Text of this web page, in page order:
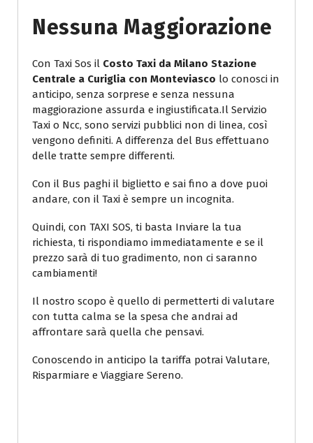
Nessuna Maggiorazione
Con Taxi Sos il Costo Taxi da Milano Stazione
Centrale a Curiglia con Monteviasco lo conosci in
anticipo, senza sorprese e senza nessuna
maggiorazione assurda e ingiustificata.Il Servizio
Taxi o Ncc, sono servizi pubblici non di linea, così
vengono definiti. A differenza del Bus effettuano
delle tratte sempre differenti.
Con il Bus paghi il biglietto e sai fino a dove puoi
andare, con il Taxi è sempre un incognita.
Quindi, con TAXI SOS, ti basta Inviare la tua
richiesta, ti rispondiamo immediatamente e se il
prezzo sarà di tuo gradimento, non ci saranno
cambiamenti!
Il nostro scopo è quello di permetterti di valutare
con tutta calma se la spesa che andrai ad
affrontare sarà quella che pensavi.
Conoscendo in anticipo la tariffa potrai Valutare,
Risparmiare e Viaggiare Sereno.